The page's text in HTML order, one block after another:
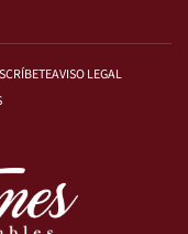
AVISO LEGAL